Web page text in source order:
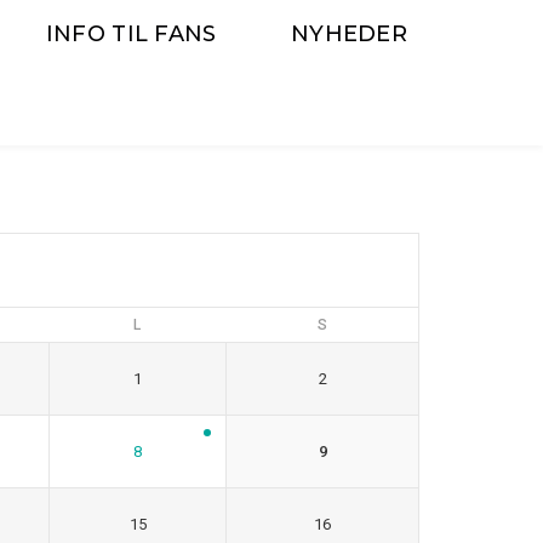
INFO TIL FANS NYHEDER
L S
1 2
8 9
15 16